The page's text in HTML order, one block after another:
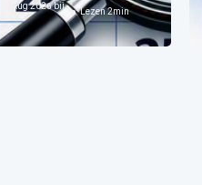
05 Aug 2026 bij
Lezen 2min